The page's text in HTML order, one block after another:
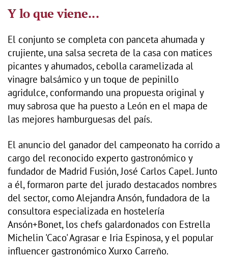
Y lo que viene...
El conjunto se completa con panceta ahumada y
crujiente, una salsa secreta de la casa con matices
picantes y ahumados, cebolla caramelizada al
vinagre balsámico y un toque de pepinillo
agridulce, conformando una propuesta original y
muy sabrosa que ha puesto a León en el mapa de
las mejores hamburguesas del país.
El anuncio del ganador del campeonato ha corrido a
cargo del reconocido experto gastronómico y
fundador de Madrid Fusión, José Carlos Capel. Junto
a él, formaron parte del jurado destacados nombres
del sector, como Alejandra Ansón, fundadora de la
consultora especializada en hostelería
Ansón+Bonet, los chefs galardonados con Estrella
Michelin 'Caco' Agrasar e Iria Espinosa, y el popular
influencer gastronómico Xurxo Carreño.